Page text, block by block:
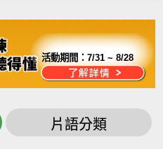
活動期間：7/31 ~ 8/28
片語分類